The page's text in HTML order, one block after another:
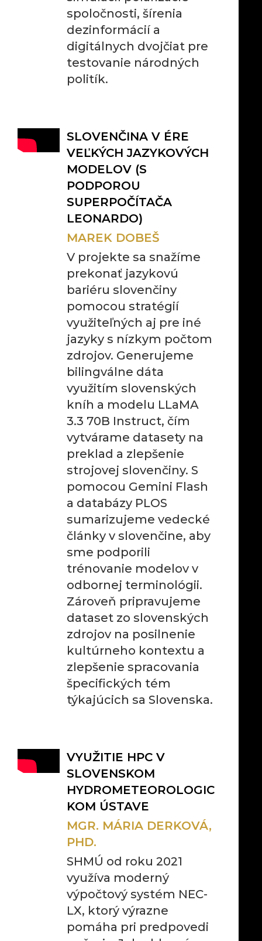
spoločnosti, šírenia
dezinformácií a
digitálnych dvojčiat pre
testovanie národných
politík.
SLOVENČINA V ÉRE
VEĽKÝCH JAZYKOVÝCH
MODELOV (S
PODPOROU
SUPERPOČÍTAČA
LEONARDO)
MAREK DOBEŠ
V projekte sa snažíme
prekonať jazykovú
bariéru slovenčiny
pomocou stratégií
využiteľných aj pre iné
jazyky s nízkym počtom
zdrojov. Generujeme
bilingválne dáta
využitím slovenských
kníh a modelu LLaMA
3.3 70B Instruct, čím
vytvárame datasety na
preklad a zlepšenie
strojovej slovenčiny. S
pomocou Gemini Flash
a databázy PLOS
sumarizujeme vedecké
články v slovenčine, aby
sme podporili
trénovanie modelov v
odbornej terminológii.
Zároveň pripravujeme
dataset zo slovenských
zdrojov na posilnenie
kultúrneho kontextu a
zlepšenie spracovania
špecifických tém
týkajúcich sa Slovenska.
VYUŽITIE HPC V
SLOVENSKOM
HYDROMETEOROLOGIC
KOM ÚSTAVE
MGR. MÁRIA DERKOVÁ,
PHD.
SHMÚ od roku 2021
využíva moderný
výpočtový systém NEC-
LX, ktorý výrazne
pomáha pri predpovedi